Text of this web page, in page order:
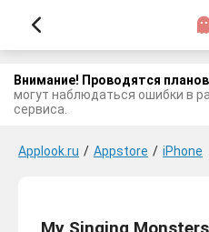
Внимание! Проводятся
могут наблюдаться ошибки в
сервиса.
Applook.ru / Appstore / iPhone